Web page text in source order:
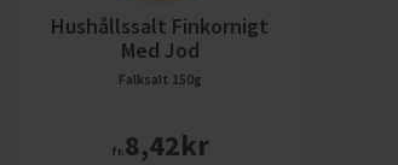
Hushållssalt Finkornigt
Med Jod
Falksalt 150g
fr.8,42kr